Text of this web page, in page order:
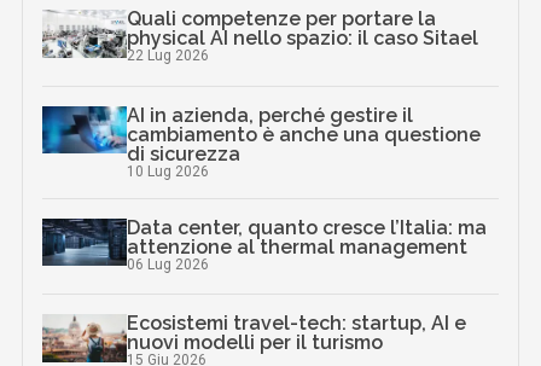
Quali competenze per portare la
physical AI nello spazio: il caso Sitael
22 Lug 2026
AI in azienda, perché gestire il
cambiamento è anche una questione
di sicurezza
10 Lug 2026
Data center, quanto cresce l’Italia: ma
attenzione al thermal management
06 Lug 2026
Ecosistemi travel-tech: startup, AI e
nuovi modelli per il turismo
15 Giu 2026